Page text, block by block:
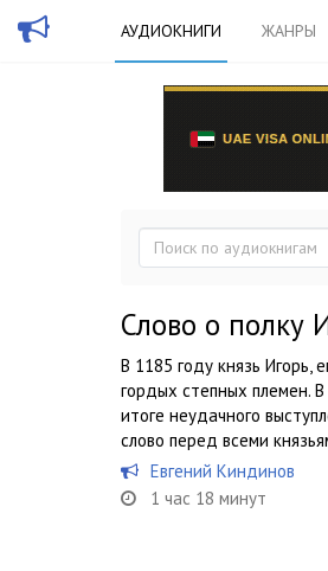
АУДИОКНИГИ ЖАНРЫ
Слово о полку
В 1185 году князь Игорь,
гордых степных племен.
итоге неудачного
слово перед всеми
Евгений Киндинов
1 час 18 минут